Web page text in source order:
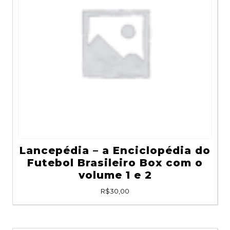
Lancepédia – a Enciclopédia do
Futebol Brasileiro Box com o
volume 1 e 2
R$30,00